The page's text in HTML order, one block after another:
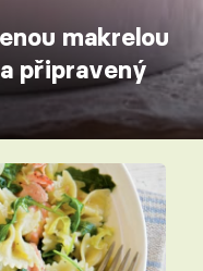
makrelou
připravený